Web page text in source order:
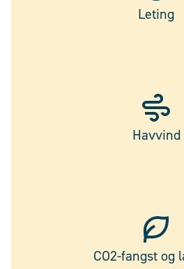
Leting
Havvind
CO2-fangst og